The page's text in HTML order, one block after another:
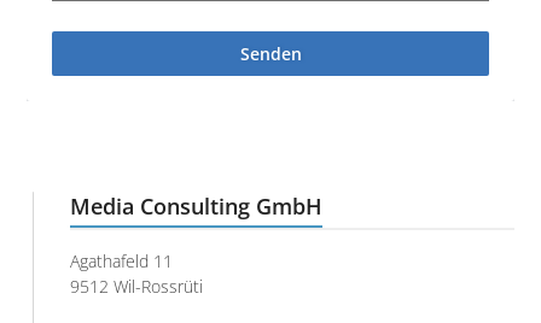
Senden
Media Consulting GmbH
Agathafeld 11
9512 Wil-Rossrüti